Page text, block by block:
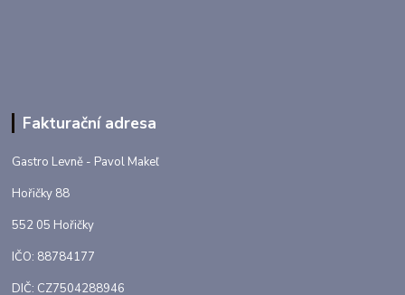
Fakturační adresa
Gastro Levně - Pavol Makeľ
Hořičky 88
552 05 Hořičky
IČO: 88784177
DIČ: CZ7504288946